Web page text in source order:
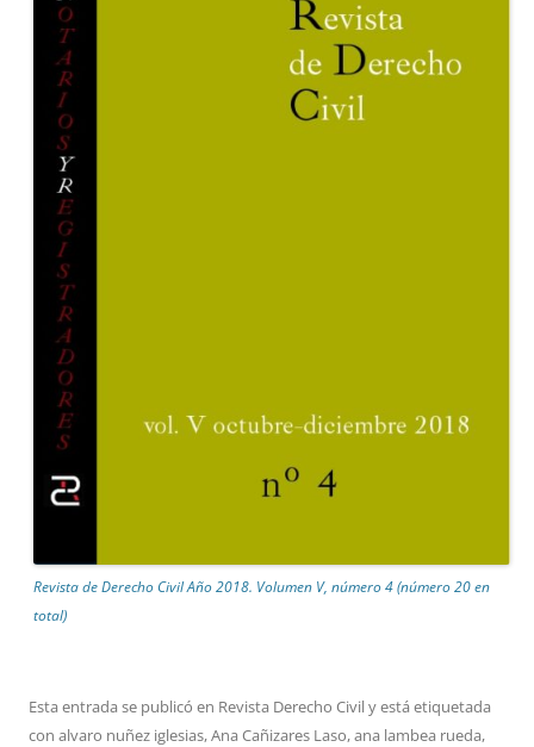
Revista de Derecho Civil Año 2018. Volumen V, número 4 (número 20 en
total)
Esta entrada se publicó en Revista Derecho Civily está etiquetada
con alvaro nuñez iglesias,Ana Cañizares Laso,ana lambea rueda,